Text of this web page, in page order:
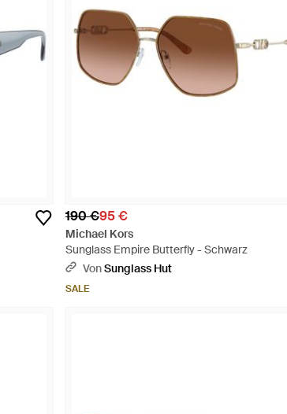
190 €95 €
Michael Kors
Sunglass Empire Butterfly - Schwarz
VonSunglass Hut
SALE